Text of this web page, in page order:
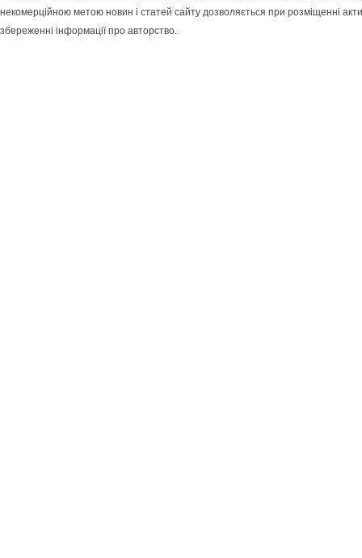
некомерційною метою новин і статей сайту дозволяється при розміщенні
збереженні інформації про авторство.